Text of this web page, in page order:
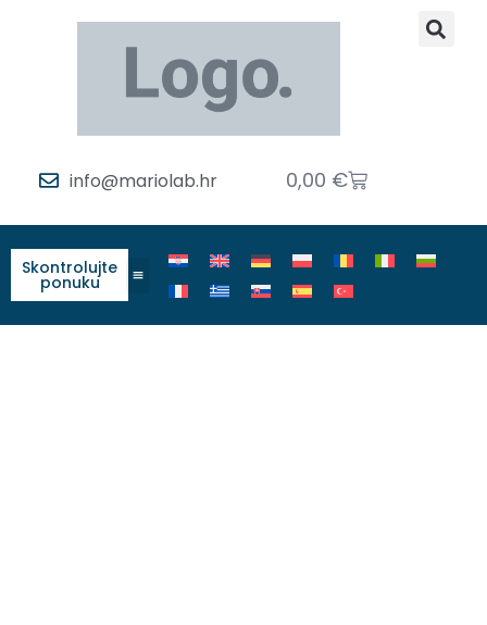
info@mariolab.hr 0,00 €
Skontrolujte
ponuku